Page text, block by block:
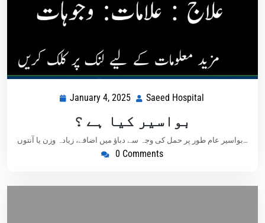
January 4, 2025 Saeed Hospital
بواسیر کیا ہے ؟
بواسیر عام طور پر حمل کی وجہ سے دباؤ میں اضافے، زیادہ وزن یا آنتوں…
0 Comments